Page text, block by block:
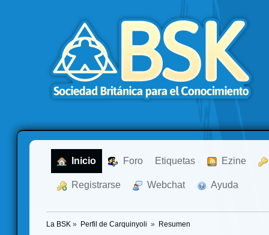
Inicio Foro Etiquetas Ezine
Registrarse Webchat Ayuda
La BSK » Perfil de Carquinyoli » Resumen